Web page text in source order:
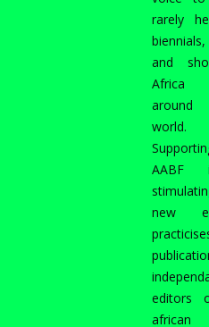
rarely
and
world.
new
editors
african